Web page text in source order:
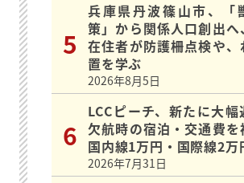
兵庫県丹波篠山市、「
策」から関係人口創出へ
在住者が防護柵点検や、
置を学ぶ
2026年8月5日
LCCピーチ、新たに大幅
欠航時の宿泊・交通費を
国内線1万円・国際線2万
2026年7月31日